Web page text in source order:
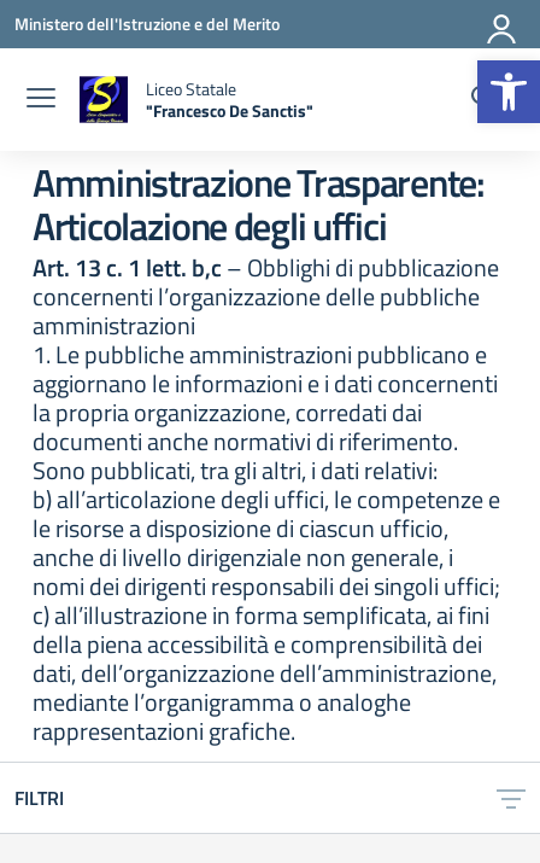
Vai ai contenuti
Vai al menu di navigazione
Vai al footer
Ministero dell'Istruzione e del Merito
Liceo Statale
"Francesco De Sanctis"
Amministrazione Trasparente:
Articolazione degli uffici
Art. 13 c. 1 lett. b,c– Obblighi di pubblicazione
concernenti l’organizzazione delle pubbliche
amministrazioni
1. Le pubbliche amministrazioni pubblicano e
aggiornano le informazioni e i dati concernenti
la propria organizzazione, corredati dai
documenti anche normativi di riferimento.
Sono pubblicati, tra gli altri, i dati relativi:
b) all’articolazione degli uffici, le competenze e
le risorse a disposizione di ciascun ufficio,
anche di livello dirigenziale non generale, i
nomi dei dirigenti responsabili dei singoli uffici;
c) all’illustrazione in forma semplificata, ai fini
della piena accessibilità e comprensibilità dei
dati, dell’organizzazione dell’amministrazione,
mediante l’organigramma o analoghe
rappresentazioni grafiche.
FILTRI